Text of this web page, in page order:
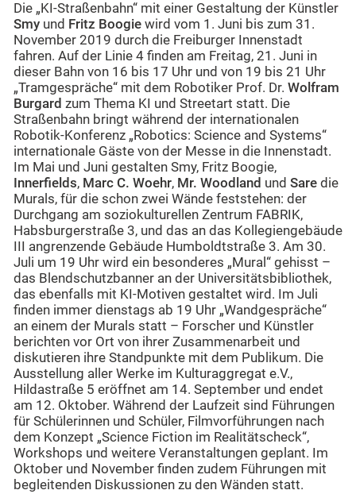
Die „KI-Straßenbahn“ mit einer Gestaltung der Künstler
Smy und Fritz Boogie wird vom 1. Juni bis zum 31.
November 2019 durch die Freiburger Innenstadt
fahren. Auf der Linie 4 finden am Freitag, 21. Juni in
dieser Bahn von 16 bis 17 Uhr und von 19 bis 21 Uhr
„Tramgespräche“ mit dem Robotiker Prof. Dr. Wolfram
Burgard zum Thema KI und Streetart statt. Die
Straßenbahn bringt während der internationalen
Robotik-Konferenz „Robotics: Science and Systems“
internationale Gäste von der Messe in die Innenstadt.
Im Mai und Juni gestalten Smy, Fritz Boogie,
Innerfields, Marc C. Woehr, Mr. Woodland und Sare die
Murals, für die schon zwei Wände feststehen: der
Durchgang am soziokulturellen Zentrum FABRIK,
Habsburgerstraße 3, und das an das Kollegiengebäude
III angrenzende Gebäude Humboldtstraße 3. Am 30.
Juli um 19 Uhr wird ein besonderes „Mural“ gehisst –
das Blendschutzbanner an der Universitätsbibliothek,
das ebenfalls mit KI-Motiven gestaltet wird. Im Juli
finden immer dienstags ab 19 Uhr „Wandgespräche“
an einem der Murals statt – Forscher und Künstler
berichten vor Ort von ihrer Zusammenarbeit und
diskutieren ihre Standpunkte mit dem Publikum. Die
Ausstellung aller Werke im Kulturaggregat e.V.,
Hildastraße 5 eröffnet am 14. September und endet
am 12. Oktober. Während der Laufzeit sind Führungen
für Schülerinnen und Schüler, Filmvorführungen nach
dem Konzept „Science Fiction im Realitätscheck“,
Workshops und weitere Veranstaltungen geplant. Im
Oktober und November finden zudem Führungen mit
begleitenden Diskussionen zu den Wänden statt.